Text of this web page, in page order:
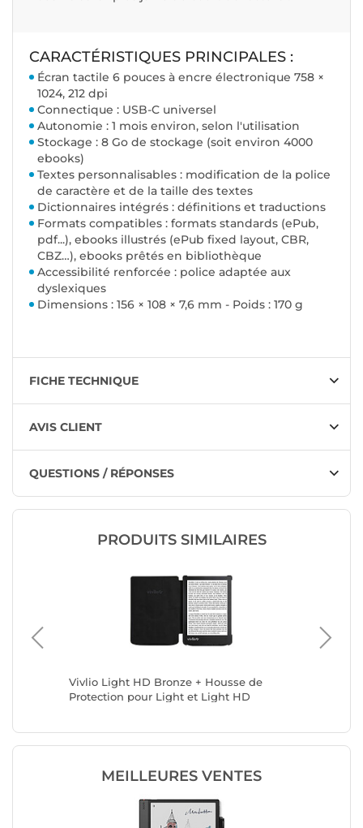
CARACTÉRISTIQUES PRINCIPALES :
Écran tactile 6 pouces à encre électronique 758 ×
1024, 212 dpi
Connectique : USB-C universel
Autonomie : 1 mois environ, selon l'utilisation
Stockage : 8 Go de stockage (soit environ 4000
ebooks)
Textes personnalisables : modification de la police
de caractère et de la taille des textes
Dictionnaires intégrés : définitions et traductions
Formats compatibles : formats standards (ePub,
pdf...), ebooks illustrés (ePub fixed layout, CBR,
CBZ…), ebooks prêtés en bibliothèque
Accessibilité renforcée : police adaptée aux
dyslexiques
Dimensions : 156 × 108 × 7,6 mm - Poids : 170 g
FICHE TECHNIQUE
AVIS CLIENT
QUESTIONS / RÉPONSES
PRODUITS SIMILAIRES
Vivlio Light HD Bronze + Housse de
Protection pour Light et Light HD
MEILLEURES VENTES